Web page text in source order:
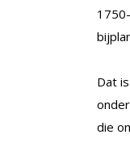
Dat
die